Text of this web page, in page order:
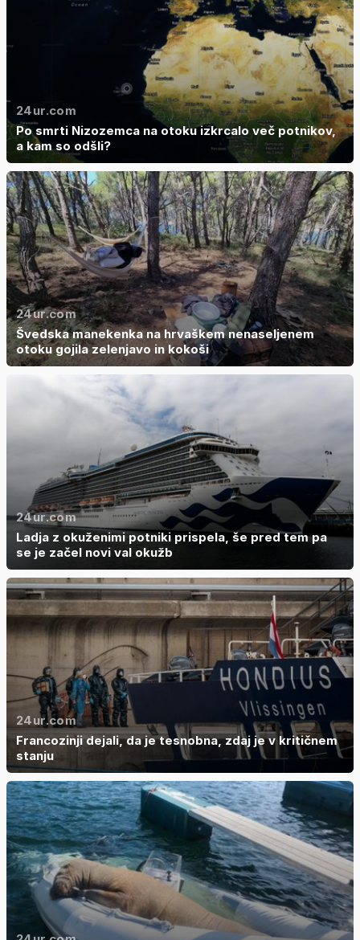
24ur.com
Po smrti Nizozemca na otoku izkrcalo več potnikov,
a kam so odšli?
24ur.com
Švedska manekenka na hrvaškem nenaseljenem
otoku gojila zelenjavo in kokoši
24ur.com
Ladja z okuženimi potniki prispela, še pred tem pa
se je začel novi val okužb
24ur.com
Francozinji dejali, da je tesnobna, zdaj je v kritičnem
stanju